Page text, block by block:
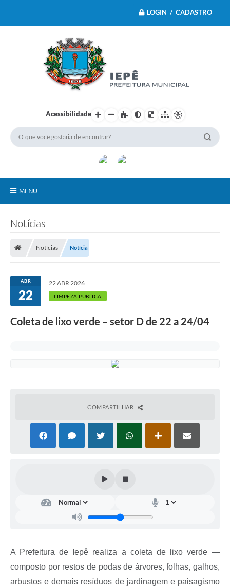
LOGIN / CADASTRO
Acessibilidade
MENU
Serviços Públicos
Carta de Serviços
Mapa de estradas rurais
Acessibilidade
Notícias
Notícias Notícia
ABR
22
22 ABR 2026
LIMPEZA PÚBLICA
Coleta de lixo verde – setor D de 22 a 24/04
COMPARTILHAR
A Prefeitura de Iepê realiza a coleta de lixo verde —
composto por restos de podas de árvores, folhas, galhos,
arbustos e demais resíduos de jardinagem e paisagismo